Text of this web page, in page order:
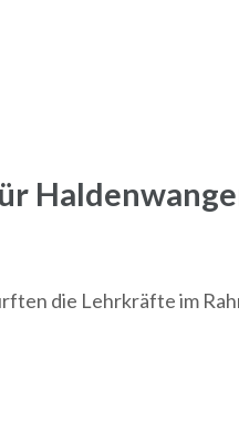
die Lehrkräfte im